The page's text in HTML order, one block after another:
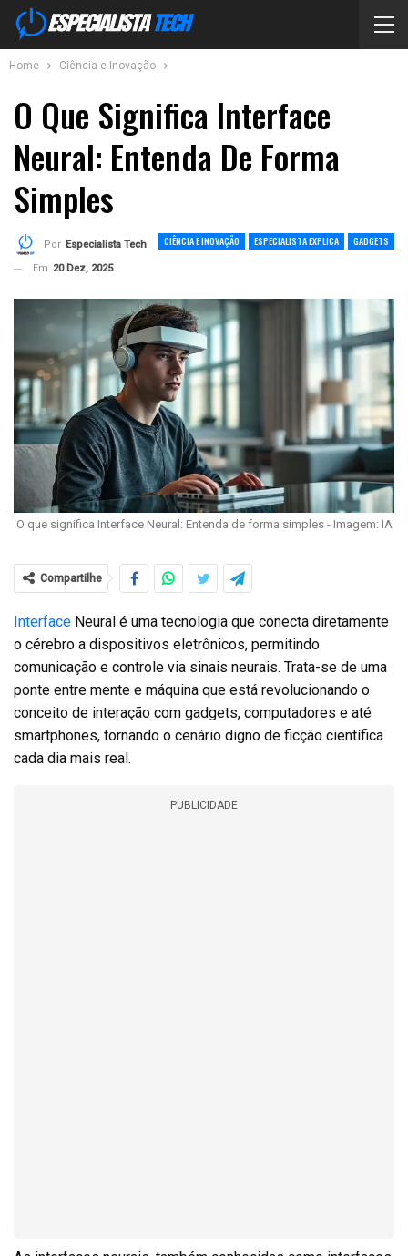
Home Ciência e Inovação
O Que Significa Interface
Neural: Entenda De Forma
Simples
CIÊNCIA E INOVAÇÃO ESPECIALISTA EXPLICA GADGETS
Por Especialista Tech
Em 20 Dez, 2025
O que significa Interface Neural: Entenda de forma simples - Imagem: IA
Compartilhe
Interface Neural é uma tecnologia que conecta diretamente
o cérebro a dispositivos eletrônicos, permitindo
comunicação e controle via sinais neurais. Trata-se de uma
ponte entre mente e máquina que está revolucionando o
conceito de interação com gadgets, computadores e até
smartphones, tornando o cenário digno de ficção científica
cada dia mais real.
PUBLICIDADE